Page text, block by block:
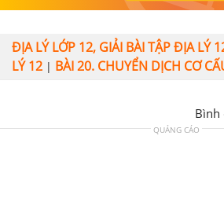
ĐỊA LÝ LỚP 12, GIẢI BÀI TẬP ĐỊA LÝ
LÝ 12 | BÀI 20. CHUYỂN DỊCH CƠ
Bình
QUẢNG CÁO